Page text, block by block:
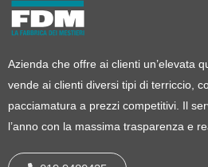
Azienda che offre ai clienti un’elevata
vende ai clienti diversi tipi di terriccio,
pacciamatura a prezzi competitivi. Il
l’anno con la massima trasparenza e